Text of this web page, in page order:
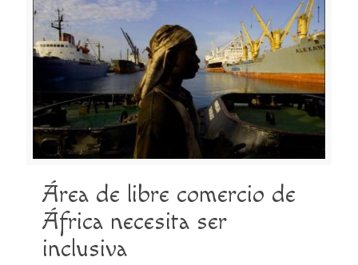
Área de libre comercio de
África necesita ser
inclusiva